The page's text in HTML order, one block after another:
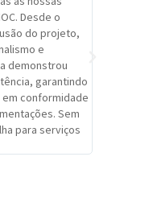
Desde o
do projeto,
e
demonstrou
garantindo
conformidade
Sem
para serviços